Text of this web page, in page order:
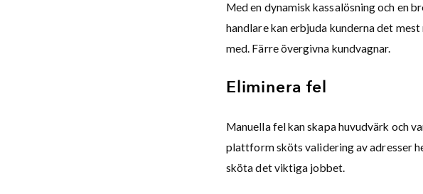
Med en dynamisk kassalösning och en
handlare kan erbjuda kunderna det
med. Färre övergivna kundvagnar.
Eliminera fel
Manuella fel kan skapa huvudvärk och
plattform sköts validering av adresser
sköta det viktiga jobbet.